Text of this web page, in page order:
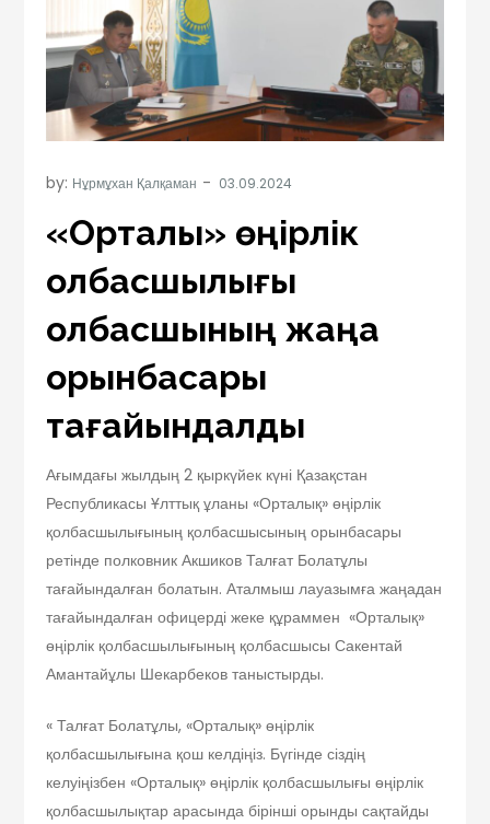
by: Нұрмұхан Қалқаман
«Орталық» өңірлік
қолбасшылығы
қолбасшының жаңа
орынбасары
тағайындалды
Ағымдағы жылдың 2 қыркүйек күні Қазақстан
Республикасы Ұлттық ұланы «Орталық» өңірлік
қолбасшылығының қолбасшысының орынбасары
ретінде полковник Акшиков Талғат Болатұлы
тағайындалған болатын. Аталмыш лауазымға жаңадан
тағайындалған офицерді жеке құраммен «Орталық»
өңірлік қолбасшылығының қолбасшысы Сакентай
Амантайұлы Шекарбеков таныстырды.
« Талғат Болатұлы, «Орталық» өңірлік
қолбасшылығына қош келдіңіз. Бүгінде сіздің
келуіңізбен «Орталық» өңірлік қолбасшылығы өңірлік
қолбасшылықтар арасында бірінші орынды сақтайды